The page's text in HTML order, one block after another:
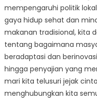
mempengaruhi politik
gaya hidup sehat dan
makanan tradisional, kita
tentang bagaimana
beradaptasi dan
hingga penyajian yang
mari kita telusuri jejak
menghubungkan kita